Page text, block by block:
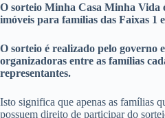
O sorteio Minha Casa Minha
imóveis para famílias das Faixas 1
O sorteio é realizado pelo governo
organizadoras entre as famílias
representantes.
Isto significa que apenas as famílias
possuem direito de participar do